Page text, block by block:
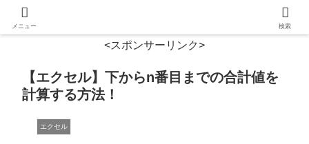
<スポンサーリンク>
【エクセル】下からn番目までの合計値を
計算する方法！
エクセル
メニュー 検索